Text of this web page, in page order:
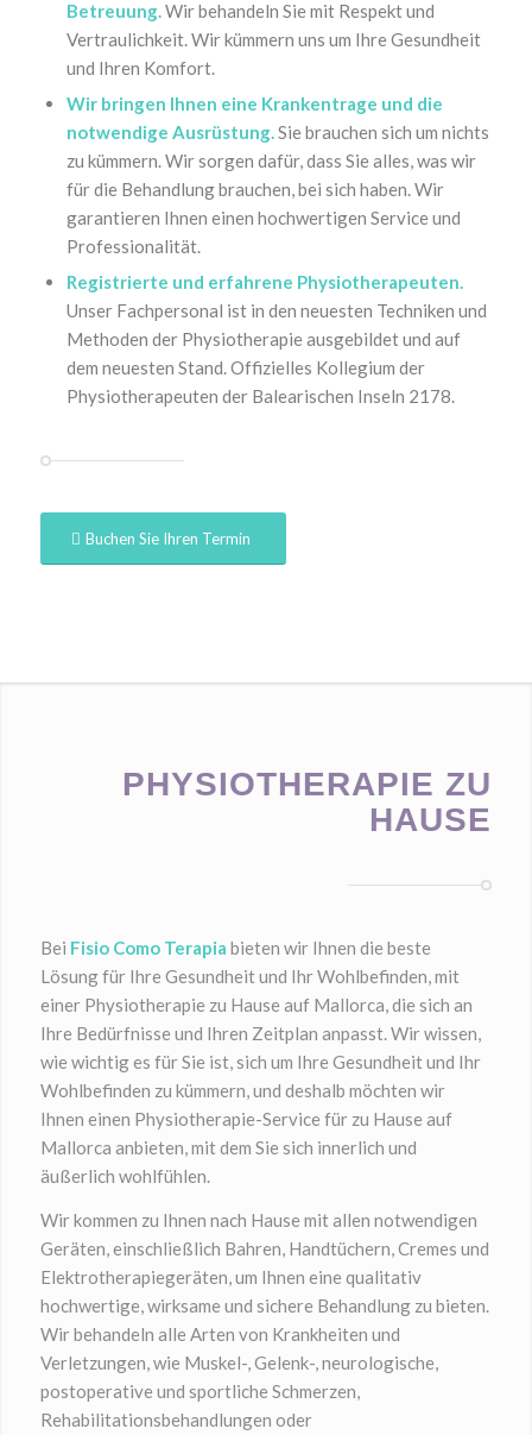
Betreuung.Wir behandeln Sie mit Respekt und
Vertraulichkeit. Wir kümmern uns um Ihre Gesundheit
und Ihren Komfort.
Wir bringen Ihnen eine Krankentrage und die
notwendige Ausrüstung.Sie brauchen sich um nichts
zu kümmern. Wir sorgen dafür, dass Sie alles, was wir
für die Behandlung brauchen, bei sich haben. Wir
garantieren Ihnen einen hochwertigen Service und
Professionalität.
Registrierte und erfahrene Physiotherapeuten.
Unser Fachpersonal ist in den neuesten Techniken und
Methoden der Physiotherapie ausgebildet und auf
dem neuesten Stand. Offizielles Kollegium der
Physiotherapeuten der Balearischen Inseln 2178.
Buchen Sie Ihren Termin
PHYSIOTHERAPIE ZU
HAUSE
Bei Fisio Como Terapia bieten wir Ihnen die beste
Lösung für Ihre Gesundheit und Ihr Wohlbefinden, mit
einer Physiotherapie zu Hause auf Mallorca, die sich an
Ihre Bedürfnisse und Ihren Zeitplan anpasst. Wir wissen,
wie wichtig es für Sie ist, sich um Ihre Gesundheit und Ihr
Wohlbefinden zu kümmern, und deshalb möchten wir
Ihnen einen Physiotherapie-Service für zu Hause auf
Mallorca anbieten, mit dem Sie sich innerlich und
äußerlich wohlfühlen.
Wir kommen zu Ihnen nach Hause mit allen notwendigen
Geräten, einschließlich Bahren, Handtüchern, Cremes und
Elektrotherapiegeräten, um Ihnen eine qualitativ
hochwertige, wirksame und sichere Behandlung zu bieten.
Wir behandeln alle Arten von Krankheiten und
Verletzungen, wie Muskel-, Gelenk-, neurologische,
postoperative und sportliche Schmerzen,
Rehabilitationsbehandlungen oder